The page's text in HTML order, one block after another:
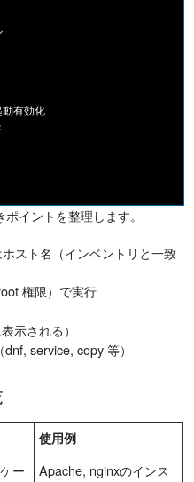
有効化
イントを整理します。
スト名（インベントリと一致
権限）で実行
示される）
service, copy 等）
使用例
ー
Apache, nginxのインス